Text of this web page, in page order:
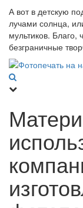
А вот в детскую
лучами солнца,
мультиков. Благо,
безграничные